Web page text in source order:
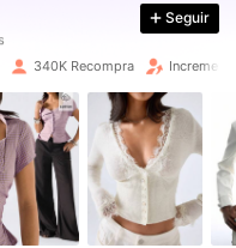
Seguir
340K Recompra